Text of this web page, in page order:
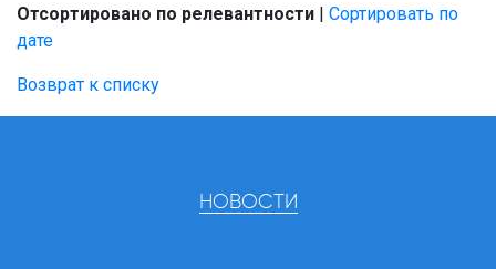
Отсортировано по релевантности | Сортировать по
дате
Возврат к списку
НОВОСТИ